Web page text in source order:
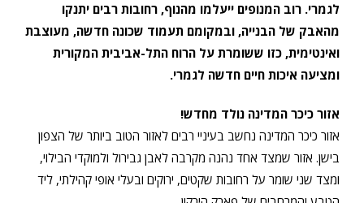
לגמרי. רוב המנופים ייעלמו מהנוף, רחובות רבים יתנקו
מהאבק של הבנייה, ובמקומם תעמוד שכונה חדשה, מעוצבת
ואינטימית, כזו ששומרת על הרוח התל-אביבית המקורית
ומציעה איכות חיים חדשה לגמרי.
אזור כיכר המדינה נולד מחדש!
אזור כיכר המדינה נחשב בעיניי רבים לאזור הטוב ביותר של הצפון
בישן. אזור שמצד אחד נהנה מקרבה לאבן גבירול ולמוקדי הבילוי,
ומצד שני שומר על רחובות שקטים, ירוקים ובעלי אופי קהילתי, ליד